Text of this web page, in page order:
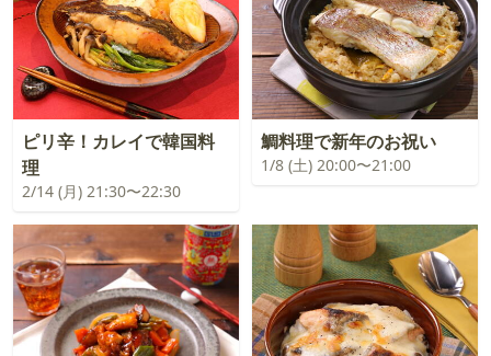
ピリ辛！カレイで韓国料
理
2/14 (月) 21:30〜22:30
鯛料理で新年のお祝い
1/8 (土) 20:00〜21:00